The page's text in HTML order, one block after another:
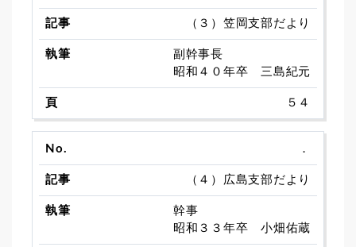
（３）笠岡支部だより
副幹事長
昭和４０年卒 三島紀元
５４
．
（４）広島支部だより
幹事
昭和３３年卒 小畑佑蔵